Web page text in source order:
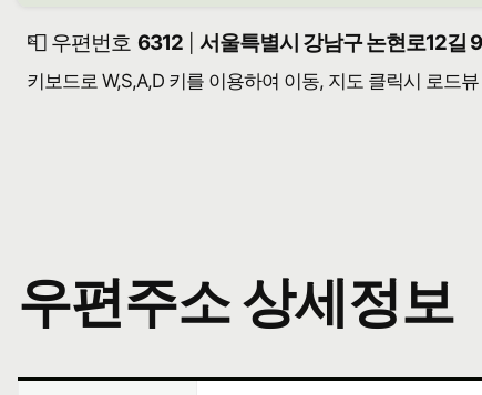
📮 우편번호 6312 서울특별시 강남구 논현로12길
키보드로 W,S,A,D 키를 이용하여 이동, 지도 클릭시 로드
우편주소 상세정보